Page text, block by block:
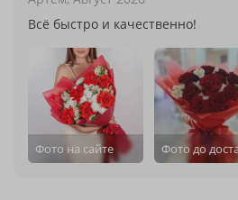
Всё быстро и качественно!
Фото на сайте Фото до